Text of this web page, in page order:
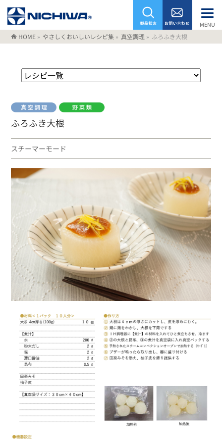
MENU
HOME » やさしくおいしいレシピ集 » 真空調理 » ふろふき大根
ふろふき大根
スチーマーモード